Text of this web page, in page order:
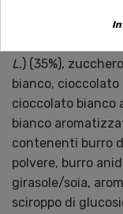
L.) (35%),
bianco,
cioccolato bianco
bianco
contenenti burro
polvere, burro
girasole/soia,
sciroppo di